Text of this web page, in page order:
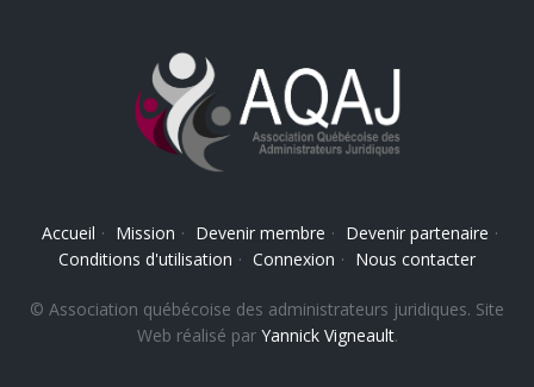
Accueil · Mission · Devenir membre · Devenir partenaire ·
Conditions d'utilisation · Connexion · Nous contacter
© Association québécoise des administrateurs juridiques. Site
Web réalisé par Yannick Vigneault.